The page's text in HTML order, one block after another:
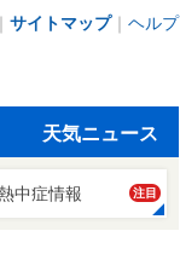
サイトマップ｜ ヘルプ
天気ニュース
中症情報 注目